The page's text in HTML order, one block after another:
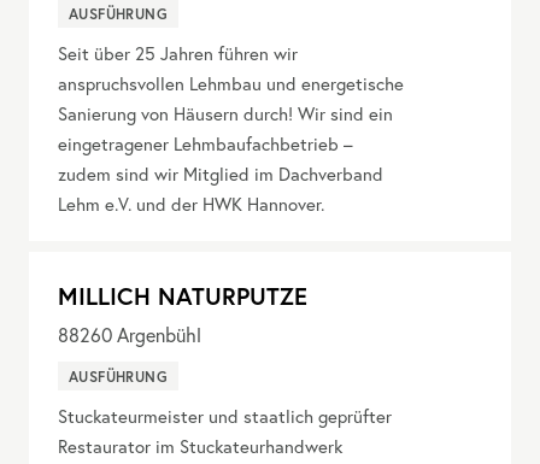
AUSFÜHRUNG
Seit über 25 Jahren führen wir
anspruchsvollen Lehmbau und energetische
Sanierung von Häusern durch! Wir sind ein
eingetragener Lehmbaufachbetrieb –
zudem sind wir Mitglied im Dachverband
Lehm e.V. und der HWK Hannover.
MILLICH NATURPUTZE
88260Argenbühl
AUSFÜHRUNG
Stuckateurmeister und staatlich geprüfter
Restaurator im Stuckateurhandwerk